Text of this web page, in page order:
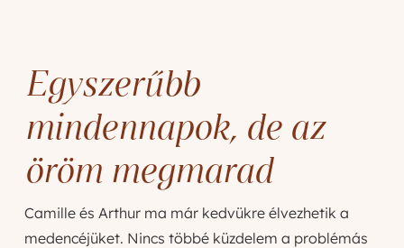
Egyszerűbb
mindennapok, de az
öröm megmarad
Camille és Arthur ma már kedvükre élvezhetik a
medencéjüket. Nincs többé küzdelem a problémás